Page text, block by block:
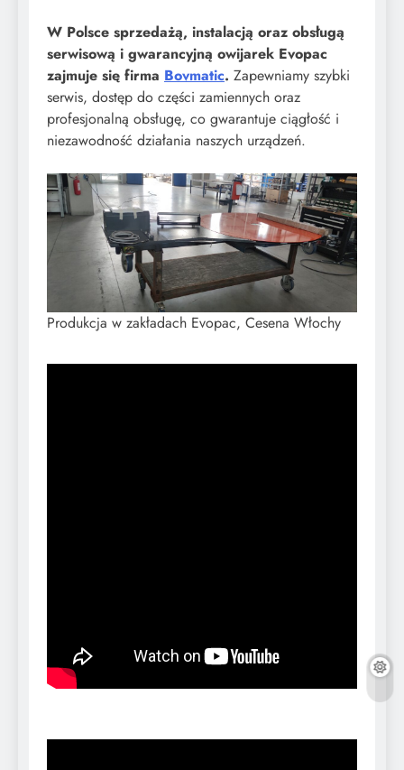
W Polsce sprzedażą, instalacją oraz obsługą
serwisową i gwarancyjną owijarek Evopac
zajmuje się firma Bovmatic. Zapewniamy szybki
serwis, dostęp do części zamiennych oraz
profesjonalną obsługę, co gwarantuje ciągłość i
niezawodność działania naszych urządzeń.
Produkcja w zakładach Evopac, Cesena Włochy